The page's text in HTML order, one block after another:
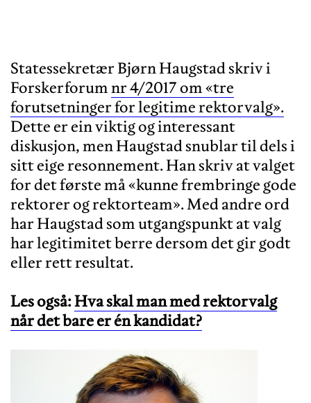
Statessekretær Bjørn Haugstad skriv i
Forskerforumnr 4/2017 om «tre
forutsetninger for legitime rektorvalg».
Dette er ein viktig og interessant
diskusjon, men Haugstad snublar til dels i
sitt eige resonnement. Han skriv at valget
for det første må «kunne frembringe gode
rektorer og rektorteam». Med andre ord
har Haugstad som utgangspunkt at valg
har legitimitet berre dersom det gir godt
eller rett resultat.
Les også:Hva skal man med rektorvalg
når det bare er én kandidat?